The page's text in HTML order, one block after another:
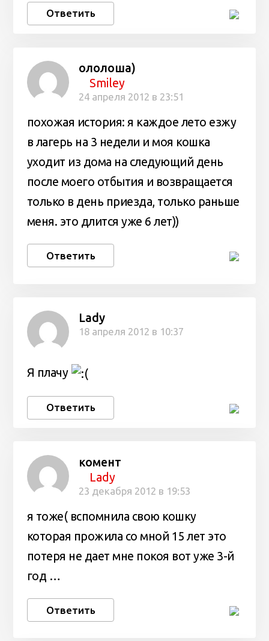
Ответить
ололоша)
Smiley
24 апреля 2012 в 23:51
похожая история: я каждое лето езжу
в лагерь на 3 недели и моя кошка
уходит из дома на следующий день
после моего отбытия и возвращается
только в день приезда, только раньше
меня. это длится уже 6 лет))
Ответить
Lady
18 апреля 2012 в 10:37
Я плачу
Ответить
комент
Lady
23 декабря 2012 в 19:53
я тоже( вспомнила свою кошку
которая прожила со мной 15 лет это
потеря не дает мне покоя вот уже 3-й
год …
Ответить